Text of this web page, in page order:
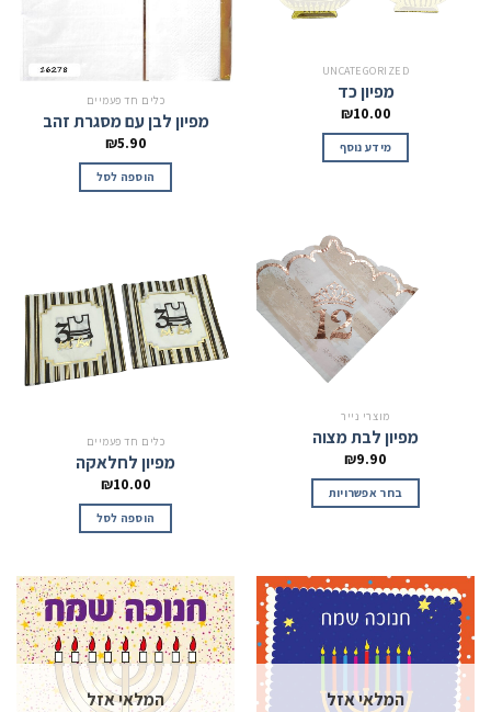
UNCATEGORIZED
מפיון כד
₪10.00
מידע נוסף
כלים חד פעמיים
מפיון לבן עם מסגרת זהב
₪5.90
הוספה לסל
מוצרי נייר
מפיון לבת מצוה
₪9.90
בחר אפשרויות
כלים חד פעמיים
מפיון לחלאקה
₪10.00
הוספה לסל
המלאי אזל המלאי אזל